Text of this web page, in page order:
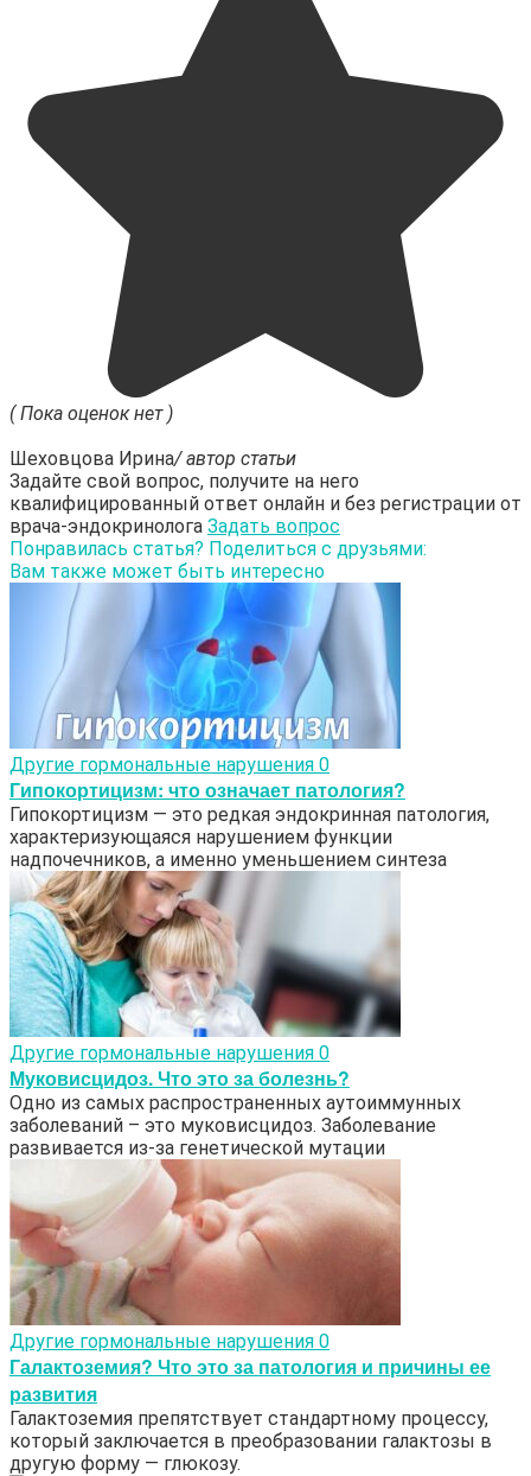
( Пока оценок нет )
Шеховцова Ирина/ автор статьи
Задайте свой вопрос, получите на него
квалифицированный ответ онлайн и без регистрации от
врача-эндокринолога Задать вопрос
Понравилась статья? Поделиться с друзьями:
Вам также может быть интересно
Другие гормональные нарушения 0
Гипокортицизм: что означает патология?
Гипокортицизм — это редкая эндокринная патология,
характеризующаяся нарушением функции
надпочечников, а именно уменьшением синтеза
Другие гормональные нарушения 0
Муковисцидоз. Что это за болезнь?
Одно из самых распространенных аутоиммунных
заболеваний – это муковисцидоз. Заболевание
развивается из-за генетической мутации
Другие гормональные нарушения 0
Галактоземия? Что это за патология и причины ее
развития
Галактоземия препятствует стандартному процессу,
который заключается в преобразовании галактозы в
другую форму — глюкозу.